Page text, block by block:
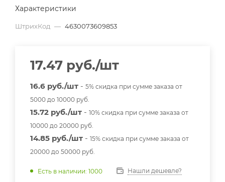
Характеристики
ШтрихКод — 4630073609853
17.47 руб./шт
16.6 руб./шт - 5% скидка при сумме заказа от
5000 до 10000 руб.
15.72 руб./шт - 10% скидка при сумме заказа от
10000 до 20000 руб.
14.85 руб./шт - 15% скидка при сумме заказа от
20000 до 50000 руб.
Есть в наличии: 1000 Нашли дешевле?